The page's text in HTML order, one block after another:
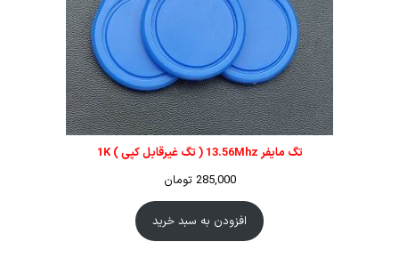
تگ مایفر 13.56Mhz ( تگ غیرقابل کپی ) 1K
285,000 تومان
افزودن به سبد خرید